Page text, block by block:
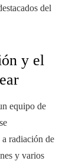
del
y el
equipo de
a radiación de
y varios